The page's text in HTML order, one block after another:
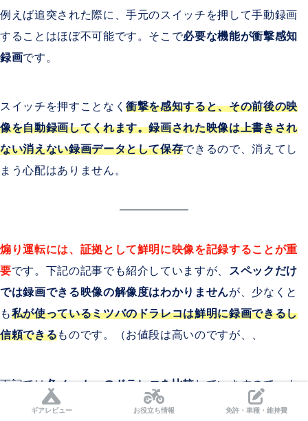
例えば追突された際に、手元のスイッチを押して手動録画
することはほぼ不可能です。そこで必要な機能が衝撃感知
録画です。
スイッチを押すことなく衝撃を感知すると、その前後の映
像を自動録画してくれます。録画された映像は上書きされ
ない消えない録画データとして保存できるので、消えてし
まう心配はありません。
煽り運転には、証拠として鮮明に映像を記録することが重
要です。下記の記事でも紹介していますが、
スペックだけ
では録画できる映像の解像度はわかりませんが、少なくと
も私が使っているミツバのドラレコは鮮明に録画できるし
信頼できるものです。（お値段は高いのですが、、
下記では各メーカーのドラレコを比較していますので、よ
ければ併せてご覧ください。
ギアレビュー お役立ち情報 免許・車種・維持費